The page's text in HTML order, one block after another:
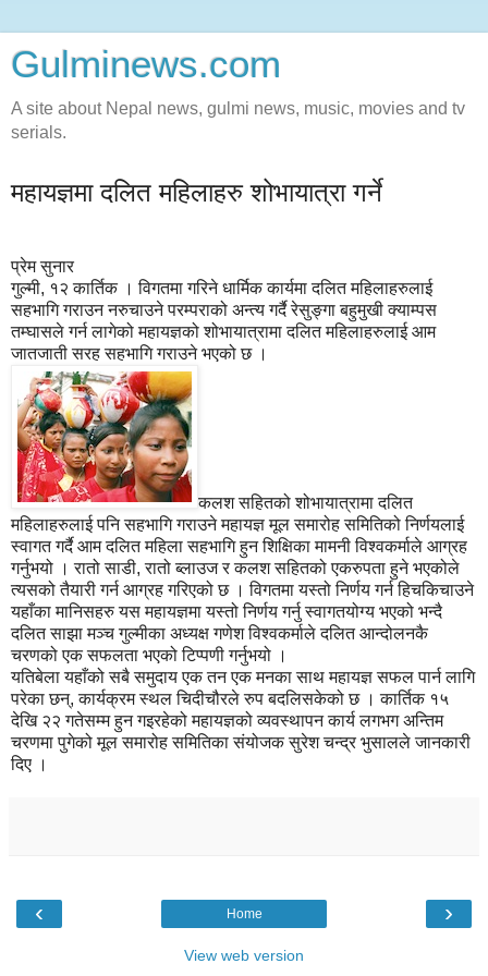
Gulminews.com
A site about Nepal news, gulmi news, music, movies and tv
serials.
महायज्ञमा दलित महिलाहरु शोभायात्रा गर्ने
प्रेम सुनार
गुल्मी, १२ कार्तिक । विगतमा गरिने धार्मिक कार्यमा दलित महिलाहरुलाई
सहभागि गराउन नरुचाउने परम्पराको अन्त्य गर्दै रेसुङ्गा बहुमुखी क्याम्पस
तम्घासले गर्न लागेको महायज्ञको शोभायात्रामा दलित महिलाहरुलाई आम
जातजाती सरह सहभागि गराउने भएको छ ।
कलश सहितको शोभायात्रामा दलित
महिलाहरुलाई पनि सहभागि गराउने महायज्ञ मूल समारोह समितिको निर्णयलाई
स्वागत गर्दै आम दलित महिला सहभागि हुन शिक्षिका मामनी विश्वकर्माले आग्रह
गर्नुभयो । रातो साडी, रातो ब्लाउज र कलश सहितको एकरुपता हुने भएकोले
त्यसको तैयारी गर्न आग्रह गरिएको छ । विगतमा यस्तो निर्णय गर्न हिचकिचाउने
यहाँका मानिसहरु यस महायज्ञमा यस्तो निर्णय गर्नु स्वागतयोग्य भएको भन्दै
दलित साझा मञ्च गुल्मीका अध्यक्ष गणेश विश्वकर्माले दलित आन्दोलनकै
चरणको एक सफलता भएको टिप्पणी गर्नुभयो ।
यतिबेला यहाँको सबै समुदाय एक तन एक मनका साथ महायज्ञ सफल पार्न लागि
परेका छन्, कार्यक्रम स्थल चिदीचौरले रुप बदलिसकेको छ । कार्तिक १५
देखि २२ गतेसम्म हुन गइरहेको महायज्ञको व्यवस्थापन कार्य लगभग अन्तिम
चरणमा पुगेको मूल समारोह समितिका संयोजक सुरेश चन्द्र भुसालले जानकारी
दिए ।
‹ ›
Home
View web version